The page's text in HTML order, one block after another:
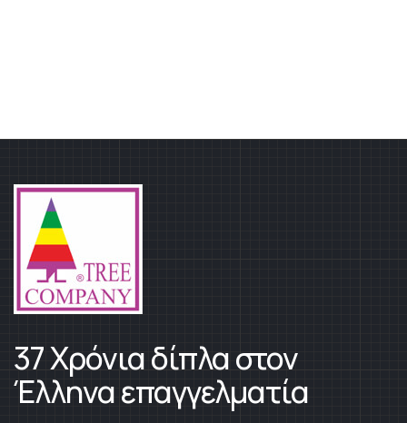
37 Χρόνια δίπλα στον
Έλληνα επαγγελματία